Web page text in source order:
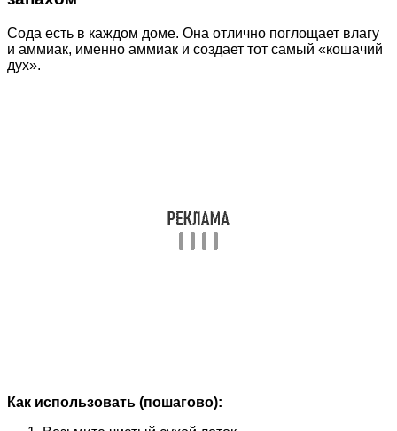
Сода есть в каждом доме. Она отлично поглощает влагу
и аммиак, именно аммиак и создает тот самый «кошачий
дух».
Как использовать (пошагово):